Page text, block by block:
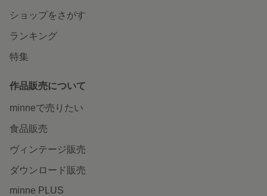
ショップをさがす
ランキング
特集
作品販売について
minneで売りたい
食品販売
ヴィンテージ販売
ダウンロード販売
minne PLUS